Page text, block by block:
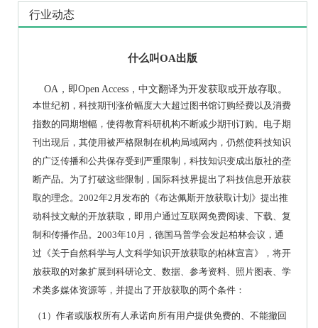
行业动态
什么叫OA出版
OA，即Open Access，中文翻译为开发获取或开放存取。
本世纪初，科技期刊涨价幅度大大超过图书馆订购经费以及消费
指数的同期增幅，使得教育科研机构不断减少期刊订购。电子期
刊出现后，其使用被严格限制在机构局域网内，仍然使科技知识
的广泛传播和公共保存受到严重限制，科技知识变成出版社的垄
断产品。 为了打破这些限制，国际科技界提出了科技信息开放获
取的理念。 2002年2 月发布的《布达佩斯开放获取计划》提出推
动科技文献的开放获取，即用户通过互联网免费阅读、下载、复
制和传播作品。 2003年10 月，德国马普学会发起柏林会议，通
过《关于自然科学与人文科学知识开放获取的柏林宣言》，将开
放获取的对象扩展到科研论文、数据、参考资料、照片图表、学
术类多媒体资源等，并提出了开放获取的两个条件：
（ 1 ）作者或版权所有人承诺向所有用户提供免费的、不能撤回